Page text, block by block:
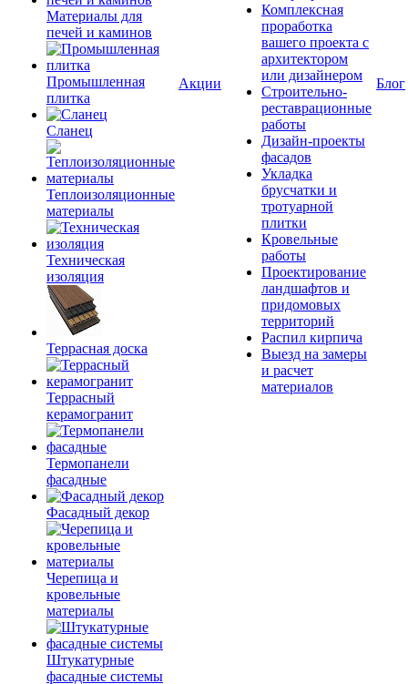
Материалы для
печей и каминов
Промышленная
плитка
Сланец
Теплоизоляционные
материалы
Техническая
изоляция
Террасная доска
Террасный
керамогранит
Термопанели
фасадные
Фасадный декор
Черепица и
кровельные
материалы
Штукатурные
фасадные системы
Акции
Комплексная
проработка
вашего проекта с
архитектором
или дизайнером
Строительно-
реставрационные
работы
Дизайн-проекты
фасадов
Укладка
брусчатки и
тротуарной
плитки
Кровельные
работы
Проектирование
ландшафтов и
придомовых
территорий
Распил кирпича
Выезд на замеры
и расчет
материалов
Блог